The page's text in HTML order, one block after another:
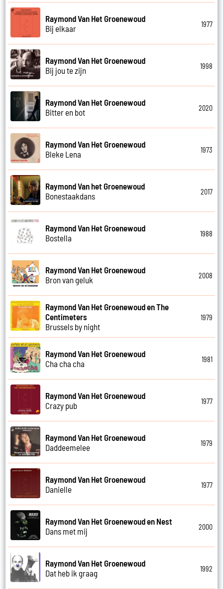
Raymond Van Het Groenewoud
Bij elkaar
1977
Raymond Van Het Groenewoud
Bij jou te zijn
1998
Raymond Van Het Groenewoud
Bitter en bot
2020
Raymond Van Het Groenewoud
Bleke Lena
1973
Raymond Van het Groenewoud
Bonestaakdans
2017
Raymond Van Het Groenewoud
Bostella
1988
Raymond Van Het Groenewoud
Bron van geluk
2008
Raymond Van Het Groenewoud en The
Centimeters
Brussels by night
1979
Raymond Van Het Groenewoud
Cha cha cha
1981
Raymond Van Het Groenewoud
Crazy pub
1977
Raymond Van Het Groenewoud
Daddeemelee
1979
Raymond Van Het Groenewoud
Danielle
1977
Raymond Van Het Groenewoud en Nest
Dans met mij
2000
Raymond Van Het Groenewoud
Dat heb ik graag
1992